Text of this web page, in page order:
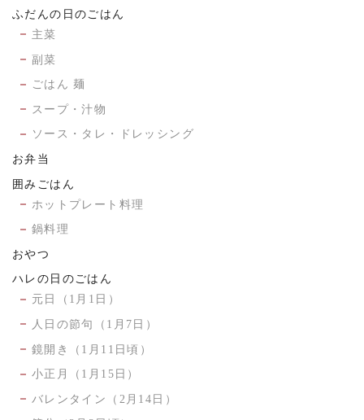
ふだんの日のごはん
主菜
副菜
ごはん 麺
スープ・汁物
ソース・タレ・ドレッシング
お弁当
囲みごはん
ホットプレート料理
鍋料理
おやつ
ハレの日のごはん
元日（1月1日）
人日の節句（1月7日）
鏡開き（1月11日頃）
小正月（1月15日）
バレンタイン（2月14日）